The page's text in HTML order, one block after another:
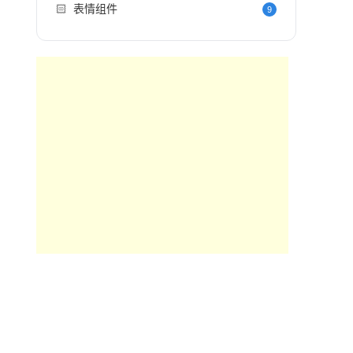
🏻 表情组件 9